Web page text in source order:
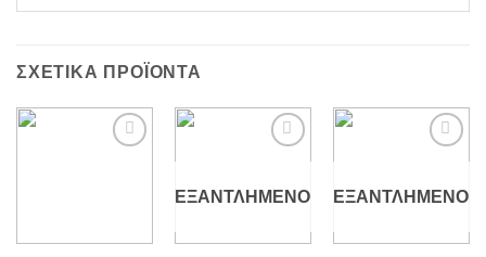
ΣΧΕΤΙΚΆ ΠΡΟΪΌΝΤΑ
ΕΞΑΝΤΛΗΜΈΝΟ ΕΞΑΝΤΛΗΜΈΝΟ